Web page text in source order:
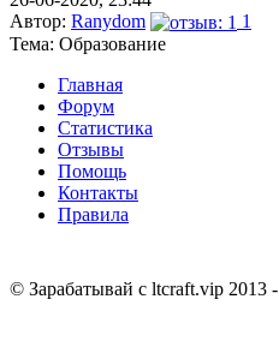
Автор: Ranydom
1
Тема: Образование
Главная
Форум
Статистика
Отзывы
Помощь
Контакты
Правила
© Зарабатывай с ltcraft.vip 2013 -